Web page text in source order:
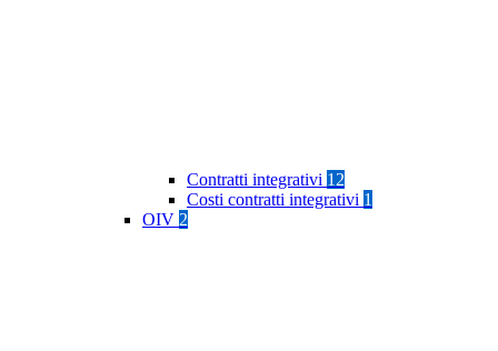
Contratti integrativi 12
Costi contratti integrativi 1
OIV 2